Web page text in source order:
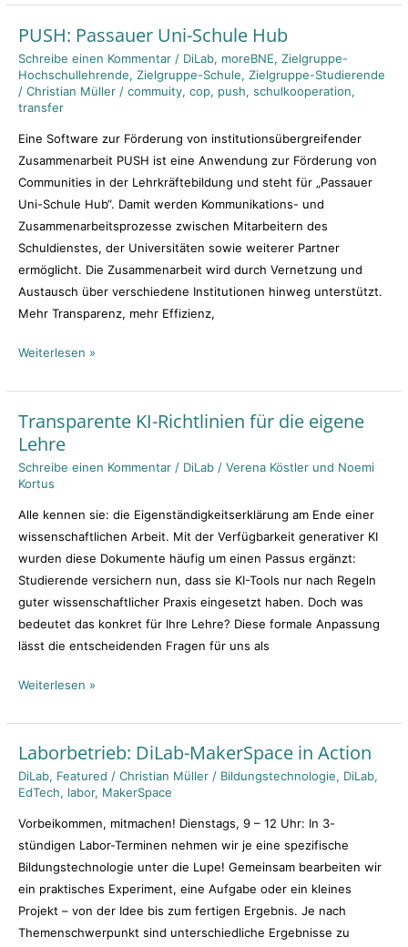
PUSH: Passauer Uni-Schule Hub
Schreibe einen Kommentar / DiLab, moreBNE,Zielgruppe-
Hochschullehrende,Zielgruppe-Schule,Zielgruppe-Studierende
/Christian Müller /commuity,cop, push,schulkooperation,
transfer
Eine Software zur Förderung von institutionsübergreifender
Zusammenarbeit PUSH ist eine Anwendung zur Förderung von
Communities in der Lehrkräftebildung und steht für „Passauer
Uni-Schule Hub“. Damit werden Kommunikations- und
Zusammenarbeitsprozesse zwischen Mitarbeitern des
Schuldienstes, der Universitäten sowie weiterer Partner
ermöglicht. Die Zusammenarbeit wird durch Vernetzung und
Austausch über verschiedene Institutionen hinweg unterstützt.
Mehr Transparenz, mehr Effizienz,
PUSH:
Passauer
Uni-
Schule
Weiterlesen »
Transparente KI-Richtlinien für die eigene
Lehre
Schreibe einen Kommentar / DiLab /Verena Köstler und Noemi
Kortus
Alle kennen sie: die Eigenständigkeitserklärung am Ende einer
wissenschaftlichen Arbeit. Mit der Verfügbarkeit generativer KI
wurden diese Dokumente häufig um einen Passus ergänzt:
Studierende versichern nun, dass sie KI-Tools nur nach Regeln
guter wissenschaftlicher Praxis eingesetzt haben. Doch was
bedeutet das konkret für Ihre Lehre? Diese formale Anpassung
lässt die entscheidenden Fragen für uns als
Transparente
KI-
Richtlinien
für
die
eigene
Lehre
Weiterlesen »
Laborbetrieb: DiLab-MakerSpace in Action
DiLab, Featured /Christian Müller/ Bildungstechnologie, DiLab,
EdTech, labor, MakerSpace
Vorbeikommen, mitmachen! Dienstags, 9 – 12 Uhr: In 3-
stündigen Labor-Terminen nehmen wir je eine spezifische
Bildungstechnologie unter die Lupe! Gemeinsam bearbeiten wir
ein praktisches Experiment, eine Aufgabe oder ein kleines
Projekt – von der Idee bis zum fertigen Ergebnis. Je nach
Themenschwerpunkt sind unterschiedliche Ergebnisse zu
Laborbetrieb:
DiLab-
MakerSpace
in
Action